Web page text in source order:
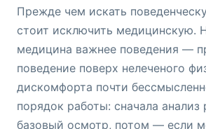
Прежде чем искать
стоит исключить медицинскую.
медицина важнее поведения —
поведение поверх нелеченого
дискомфорта почти
порядок работы: сначала анализ
базовый осмотр, потом — если